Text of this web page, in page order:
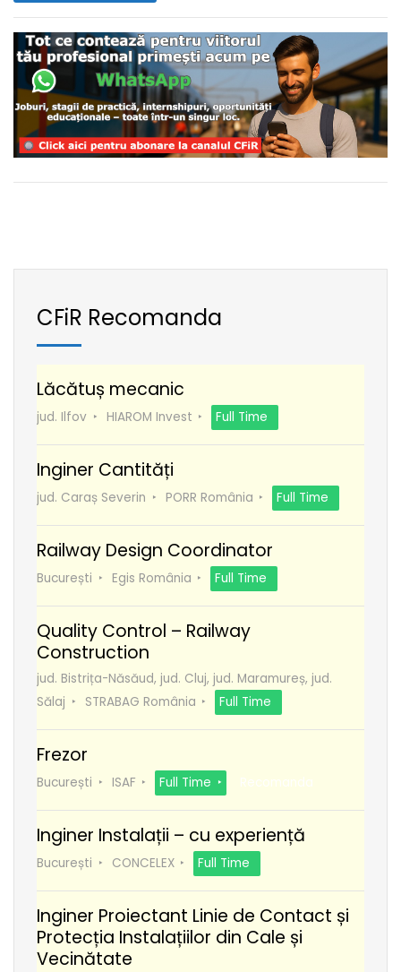
CFiR Recomanda
Lăcătuș mecanic
jud. Ilfov HIAROM Invest Full Time
Inginer Cantități
jud. Caraș Severin PORR România Full Time
Railway Design Coordinator
București Egis România Full Time
Quality Control – Railway
Construction
jud. Bistrița-Năsăud, jud. Cluj, jud. Maramureș, jud.
Sălaj
STRABAG România Full Time
Frezor
București ISAF Full Time Recomanda
Inginer Instalații – cu experiență
București CONCELEX Full Time
Inginer Proiectant Linie de Contact și
Protecția Instalațiilor din Cale și
Vecinătate